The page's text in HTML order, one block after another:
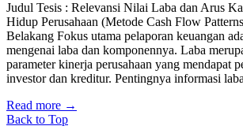
Judul Tesis : Relevansi Nilai Laba dan Arus
Hidup Perusahaan (Metode Cash Flow
Belakang Fokus utama pelaporan keuangan
mengenai laba dan komponennya. Laba
parameter kinerja perusahaan yang mendapat
investor dan kreditur. Pentingnya informasi
Read more →
Back to Top